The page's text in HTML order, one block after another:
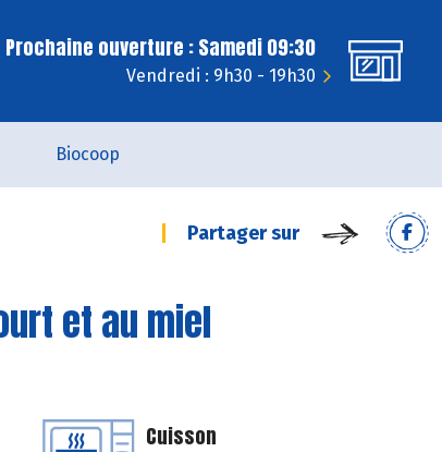
Prochaine ouverture : Samedi 09:30
Vendredi : 9h30 - 19h30
Biocoop
Partager sur
et au miel
Cuisson